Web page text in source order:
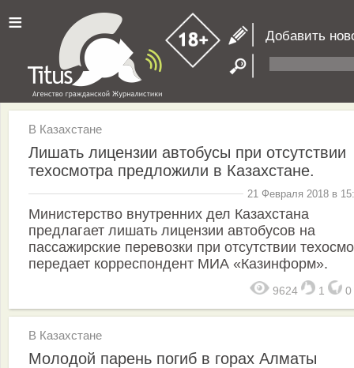
≡ Добавить
В Казахстане
Лишать лицензии автобусы при отсутствии
техосмотра предложили в Казахстане.
21 Февраля 2018 в
Министерство внутренних дел Казахстана
предлагает лишать лицензии автобусов на
пассажирские перевозки при отсутствии
передает корреспондент МИА «Казинформ».
9624 1 0
В Казахстане
Молодой парень погиб в горах Алматы